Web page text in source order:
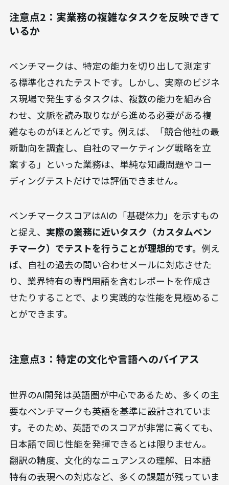
注意点2：実業務の複雑なタスクを反映できて
いるか
ベンチマークは、特定の能力を切り出して測定す
る標準化されたテストです。しかし、実際のビジネ
ス現場で発生するタスクは、複数の能力を組み合
わせ、文脈を読み取りながら進める必要がある複
雑なものがほとんどです。例えば、「競合他社の最
新動向を調査し、自社のマーケティング戦略を立
案する」といった業務は、単純な知識問題やコー
ディングテストだけでは評価できません。
ベンチマークスコアはAIの「基礎体力」を示すもの
と捉え、 実際の業務に近いタスク（カスタムベン
チマーク）でテストを行うことが理想的です。 例え
ば、自社の過去の問い合わせメールに対応させた
り、業界特有の専門用語を含むレポートを作成さ
せたりすることで、より実践的な性能を見極めるこ
とができます。
注意点3：特定の文化や言語へのバイアス
世界のAI開発は英語圏が中心であるため、多くの主
要なベンチマークも英語を基準に設計されていま
す。そのため、英語でのスコアが非常に高くても、
日本語で同じ性能を発揮できるとは限りません。
翻訳の精度、文化的なニュアンスの理解、日本語
特有の表現への対応など、多くの課題が残っていま